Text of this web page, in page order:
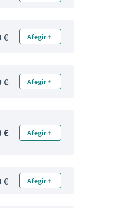
€ Afegir
€ Afegir
€ Afegir
€ Afegir